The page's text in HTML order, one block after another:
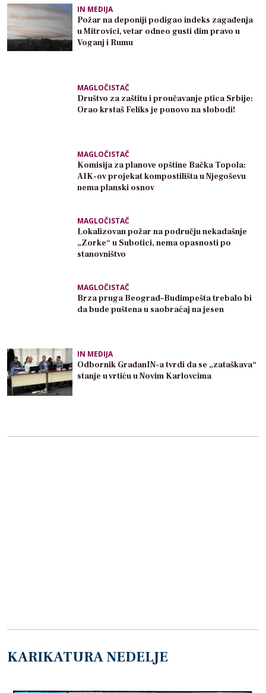
IN MEDIJA
Požar na deponiji podigao indeks zagađenja
u Mitrovici, vetar odneo gusti dim pravo u
Voganj i Rumu
MAGLOČISTAČ
Društvo za zaštitu i proučavanje ptica Srbije:
Orao krstaš Feliks je ponovo na slobodi!
MAGLOČISTAČ
Komisija za planove opštine Bačka Topola:
AIK-ov projekat kompostilišta u Njegoševu
nema planski osnov
MAGLOČISTAČ
Lokalizovan požar na području nekadašnje
„Zorke“ u Subotici, nema opasnosti po
stanovništvo
MAGLOČISTAČ
Brza pruga Beograd–Budimpešta trebalo bi
da bude puštena u saobraćaj na jesen
IN MEDIJA
Odbornik GrađanIN-a tvrdi da se „zataškava“
stanje u vrtiću u Novim Karlovcima
KARIKATURA NEDELJE